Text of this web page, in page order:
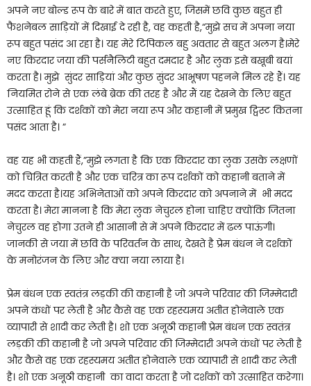
अपने नए बोल्ड रूप के बारे में बात करते हुए, जिसमें छवि कुछ बहुत ही
फैशनेबल साड़ियों में दिखाई दे रही है, वह कहती है,“मुझे सच में अपना नया
रूप बहुत पसंद आ रहा है। यह मेरे टिपिकल बहु अवतार से बहुत अलग है।मेरे
नए किरदार जया की पर्सनैलिटी बहुत दमदार है और लुक इसे बखूबी बयां
करता है। मुझे सुंदर साड़ियां और कुछ सुंदर आभूषण पहनने मिल रहे हैं। यह
नियमित रोने से एक लंबे ब्रेक की तरह है और मैं यह देखने के लिए बहुत
उत्साहित हूं कि दर्शकों को मेरा नया रूप और कहानी में प्रमुख ट्विस्ट कितना
पसंद आता है। ”
वह यह भी कहती हैं,”मुझे लगता है कि एक किरदार का लुक उसके लक्षणों
को चित्रित करती है और एक चरित्र का रूप दर्शकों को कहानी बताने में
मदद करता है।यह अभिनेताओं को अपने किरदार को अपनाने में भी मदद
करता है। मेरा मानना है कि मेरा लुक नेचुरल होना चाहिए क्योंकि जितना
नेचुरल वह होगा उतने ही आसानी से में अपने किरदार में ढल पाऊंगी।
जानकी से जया में छवि के परिवर्तन के साथ, देखते है प्रेम बंधन ने दर्शकों
के मनोरंजन के लिए और क्या नया लाया है।
प्रेम बंधन एक स्वतंत्र लड़की की कहानी है जो अपने परिवार की जिम्मेदारी
अपने कंधों पर लेती है और कैसे वह एक रहस्यमय अतीत होनेवाले एक
व्यापारी से शादी कर लेती है। शो एक अनूठी कहानी प्रेम बंधन एक स्वतंत्र
लड़की की कहानी है जो अपने परिवार की जिम्मेदारी अपने कंधों पर लेती है
और कैसे वह एक रहस्यमय अतीत होनेवाले एक व्यापारी से शादी कर लेती
है। शो एक अनूठी कहानी का वादा करता है जो दर्शकों को उत्साहित करेगा।